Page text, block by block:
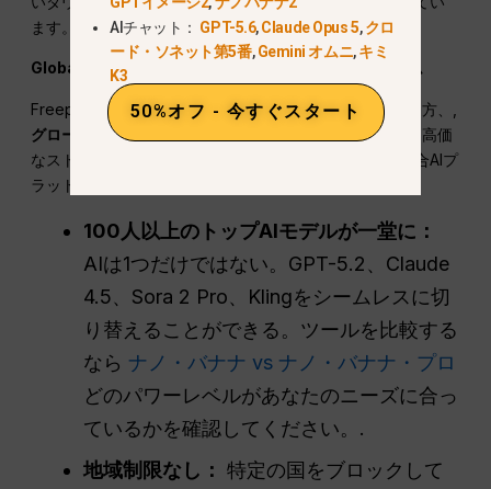
ます。.
GlobalGPT：究極のオールインワンAIプラットフォーム
FreepikのAIクレジットの減りが早くてイライラしている方、,
グローバルGPT
は究極のソリューションです。これは、高価
なストックウェブサイトの必要性を完全に置き換える統合AIプ
ラットフォームです。.
100人以上のトップAIモデルが一堂に：
AIは1つだけではない。GPT-5.2、Claude
4.5、Sora 2 Pro、Klingをシームレスに切
り替えることができる。ツールを比較する
なら ナノ・バナナ vs ナノ・バナナ・プロ
どのパワーレベルがあなたのニーズに合っ
ているかを確認してください。.
地域制限なし： 特定の国をブロックして
AIチャット： GPT-5.6,Claude Opus 5,クロ
ード・ソネット第5番,Gemini オムニ,キミ
K3
50%オフ - 今すぐスタート